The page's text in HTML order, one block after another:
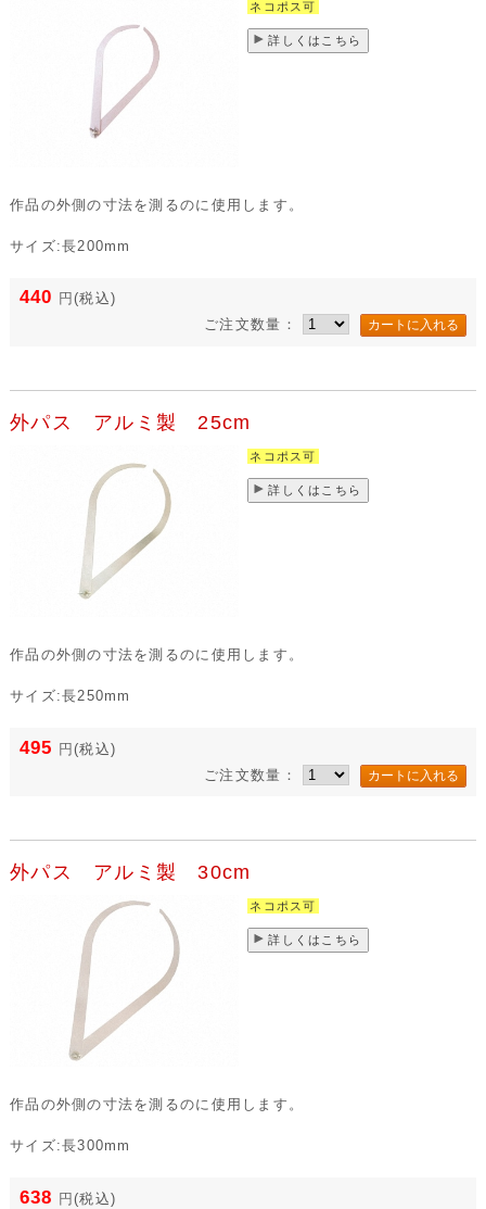
ネコポス可
詳しくはこちら
作品の外側の寸法を測るのに使用します。
サイズ:長200mm
440 円 (税込)
ご注文数量：
外パス アルミ製 25cm
ネコポス可
詳しくはこちら
作品の外側の寸法を測るのに使用します。
サイズ:長250mm
495 円(税込)
ご注文数量：
外パス アルミ製 30cm
ネコポス可
詳しくはこちら
作品の外側の寸法を測るのに使用します。
サイズ:長300mm
638 円 (税込)